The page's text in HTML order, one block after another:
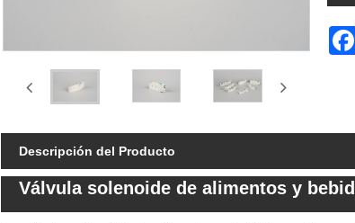
Descripción del Producto
Válvula solenoide de alimentos y